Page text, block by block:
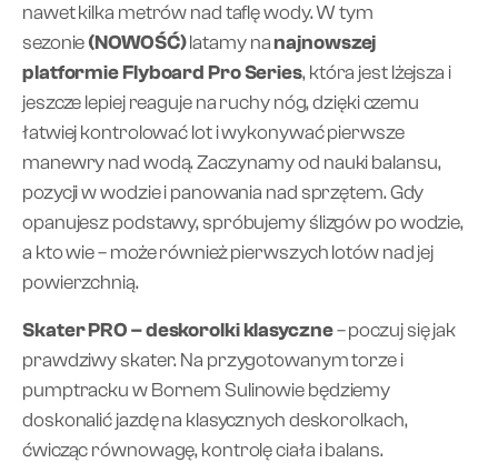
nawet kilka metrów nad taflę wody. W tym
sezonie(NOWOŚĆ)latamy nanajnowszej
platformie Flyboard Pro Series, która jest lżejsza i
jeszcze lepiej reaguje na ruchy nóg, dzięki czemu
łatwiej kontrolować lot i wykonywać pierwsze
manewry nad wodą. Zaczynamy od nauki balansu,
pozycji w wodzie i panowania nad sprzętem. Gdy
opanujesz podstawy, spróbujemy ślizgów po wodzie,
a kto wie – może również pierwszych lotów nad jej
powierzchnią.
Skater PRO – deskorolki klasyczne– poczuj się jak
prawdziwy skater. Na przygotowanym torze i
pumptracku w Bornem Sulinowie będziemy
doskonalić jazdę na klasycznych deskorolkach,
ćwicząc równowagę, kontrolę ciała i balans.